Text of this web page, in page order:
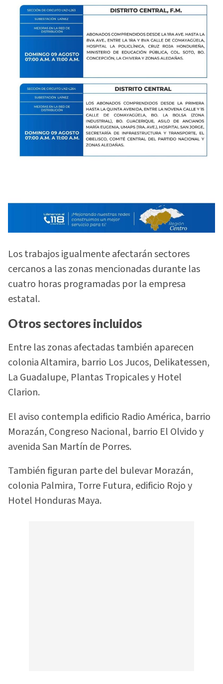
Los trabajos igualmente afectarán sectores
cercanos a las zonas mencionadas durante las
cuatro horas programadas por la empresa
estatal.
Otros sectores incluidos
Entre las zonas afectadas también aparecen
colonia Altamira, barrio Los Jucos, Delikatessen,
La Guadalupe, Plantas Tropicales y Hotel
Clarion.
El aviso contempla edificio Radio América, barrio
Morazán, Congreso Nacional, barrio El Olvido y
avenida San Martín de Porres.
También figuran parte del bulevar Morazán,
colonia Palmira, Torre Futura, edificio Rojo y
Hotel Honduras Maya.